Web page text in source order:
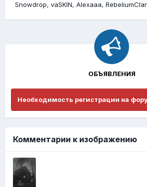
Snowdrop vaSKIN Alexaaa
ОБЪЯВЛЕНИЯ
Необходимость регистрации на
Комментарии к изображению